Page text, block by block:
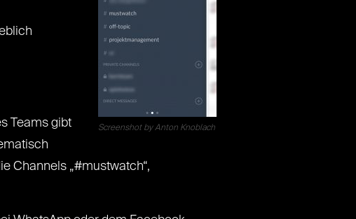
Screenshot by Anton Knoblach
Teams gibt
Channels „#mustwatch“,